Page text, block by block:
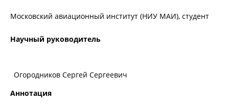
Московский авиационный институт (НИУ МАИ), студент
Научный руководитель
Огородников Сергей Сергеевич
Аннотация